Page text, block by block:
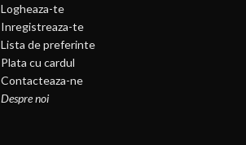
Logheaza-te
Inregistreaza-te
Lista de preferinte
Plata cu cardul
Contacteaza-ne
Despre noi